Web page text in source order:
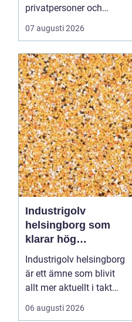
privatpersoner och
företag som planerar att
bygga nytt, renovera eller
huset. Många vill ha en
trygg by...
07 augusti 2026
Industrigolv
helsingborg som
klarar hög
belastning och tuffa
krav
Industrigolv helsingborg
är ett ämne som blivit
allt mer aktuellt i takt
med att fler
verksamheter söker
06 augusti 2026